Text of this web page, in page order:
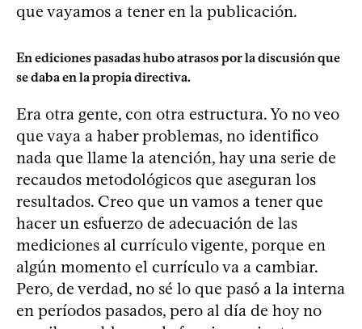
que vayamos a tener en la publicación.
En ediciones pasadas hubo atrasos por la discusión que
se daba en la propia directiva.
Era otra gente, con otra estructura. Yo no veo
que vaya a haber problemas, no identifico
nada que llame la atención, hay una serie de
recaudos metodológicos que aseguran los
resultados. Creo que un vamos a tener que
hacer un esfuerzo de adecuación de las
mediciones al currículo vigente, porque en
algún momento el currículo va a cambiar.
Pero, de verdad, no sé lo que pasó a la interna
en períodos pasados, pero al día de hoy no